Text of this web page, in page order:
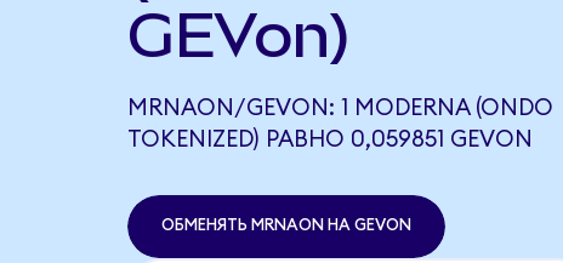
GEVon)
MRNAON/GEVON: 1 MODERNA (ONDO
TOKENIZED) РАВНО 0,059851 GEVON
ОБМЕНЯТЬ MRNAON НА GEVON